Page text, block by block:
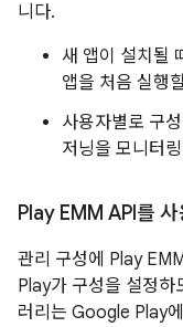
니다.
새 앱이 설치될
앱을 처음 실행
사용자별로 구
저닝을 모니터
Play EMM API를
관리 구성에 Play
Play가 구성을 설정하
러리는 Google Play